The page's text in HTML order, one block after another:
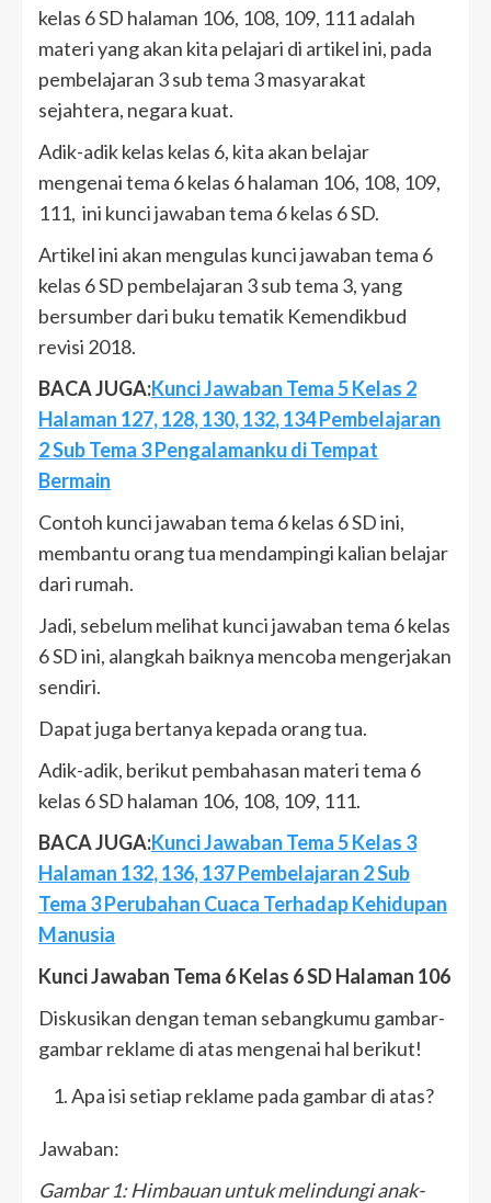
kelas 6 SD halaman 106, 108, 109, 111 adalah
materi yang akan kita pelajari di artikel ini, pada
pembelajaran 3 sub tema 3 masyarakat
sejahtera, negara kuat.
Adik-adik kelas kelas 6, kita akan belajar
mengenai tema 6 kelas 6 halaman 106, 108, 109,
111, ini kunci jawaban tema 6 kelas 6 SD.
Artikel ini akan mengulas kunci jawaban tema 6
kelas 6 SD pembelajaran 3 sub tema 3, yang
bersumber dari buku tematik Kemendikbud
revisi 2018.
BACA JUGA:Kunci Jawaban Tema 5 Kelas 2
Halaman 127, 128, 130, 132, 134 Pembelajaran
2 Sub Tema 3 Pengalamanku di Tempat
Bermain
Contoh kunci jawaban tema 6 kelas 6 SD ini,
membantu orang tua mendampingi kalian belajar
dari rumah.
Jadi, sebelum melihat kunci jawaban tema 6 kelas
6 SD ini, alangkah baiknya mencoba mengerjakan
sendiri.
Dapat juga bertanya kepada orang tua.
Adik-adik, berikut pembahasan materi tema 6
kelas 6 SD halaman 106, 108, 109, 111.
BACA JUGA:Kunci Jawaban Tema 5 Kelas 3
Halaman 132, 136, 137 Pembelajaran 2 Sub
Tema 3 Perubahan Cuaca Terhadap Kehidupan
Manusia
Kunci Jawaban Tema 6 Kelas 6 SD Halaman 106
Diskusikan dengan teman sebangkumu gambar-
gambar reklame di atas mengenai hal berikut!
Apa isi setiap reklame pada gambar di atas?
Jawaban:
Gambar 1: Himbauan untuk melindungi anak-